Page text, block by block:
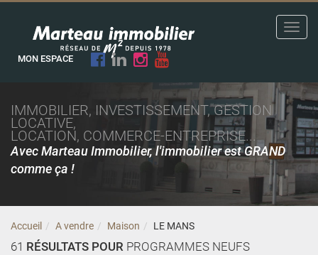
MON ESPACE
IMMOBILIER, INVESTISSEMENT, GESTION
LOCATIVE,
LOCATION, COMMERCE-ENTREPRISE...
Avec Marteau Immobilier, l'immobilier est GRAND
comme ça !
Accueil A vendre Maison LE MANS
61 RÉSULTATS POUR PROGRAMMES NEUFS